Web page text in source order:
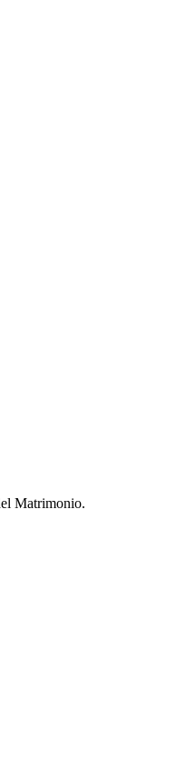
Matrimonio.